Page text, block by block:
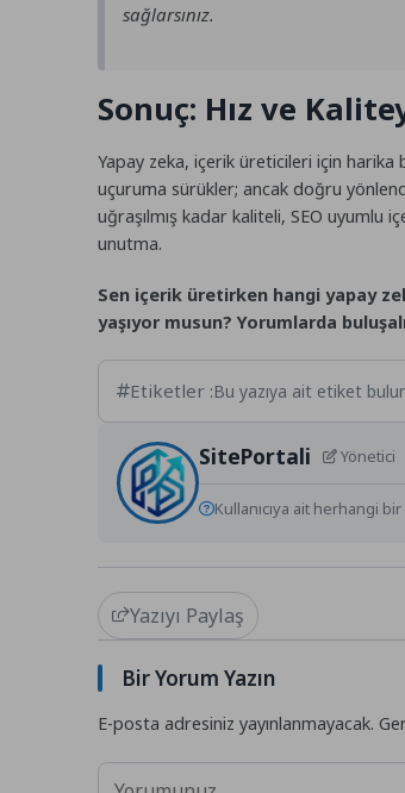
sağlarsınız.
Sonuç: Hız ve
Yapay zeka, içerik üreticileri için
uçuruma sürükler; ancak doğru
uğraşılmış kadar kaliteli, SEO
unutma.
Sen içerik üretirken hangi yapay
yaşıyor musun? Yorumlarda
Etiketler :Bu yazıya ait etiket
SitePortali Yönetici
Kullanıcıya ait herhangi
Yazıyı Paylaş
Bir Yorum Yazın
E-posta adresiniz yayınlanmayacak.